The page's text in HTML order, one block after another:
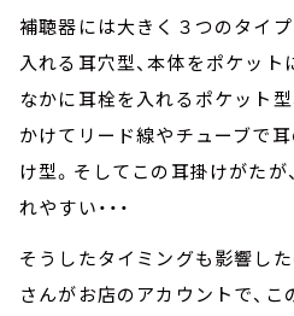
補聴器には大きく３つのタイ
入れる耳穴型、本体をポケット
なかに耳栓を入れるポケット
かけてリード線やチューブで
け型。そしてこの耳掛けがた
れやすい・・・
そうしたタイミングも影響し
さんがお店のアカウントで、